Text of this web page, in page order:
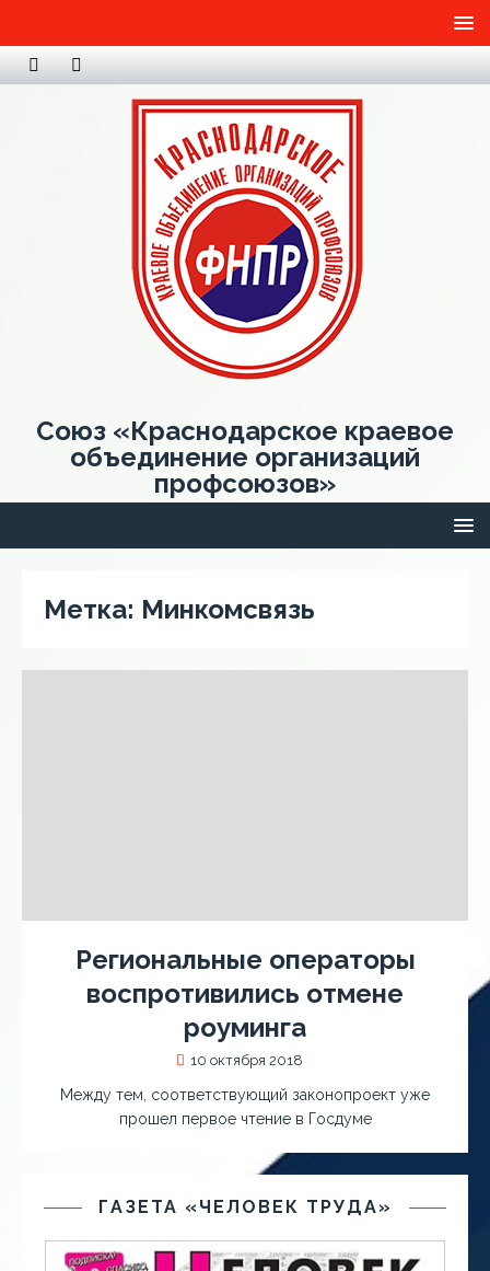
Союз «Краснодарское краевое
объединение организаций
профсоюзов»
Метка: Минкомсвязь
Региональные операторы
воспротивились отмене
роуминга
10 октября 2018
Между тем, соответствующий законопроект уже
прошел первое чтение в Госдуме
ГАЗЕТА «ЧЕЛОВЕК ТРУДА»